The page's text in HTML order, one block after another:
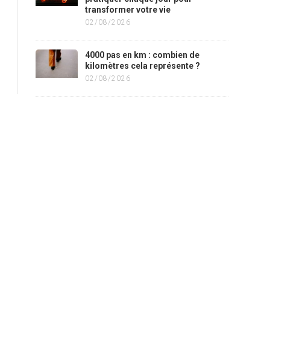
transformer votre vie
02/08/2026
4000 pas en km : combien de
kilomètres cela représente ?
02/08/2026